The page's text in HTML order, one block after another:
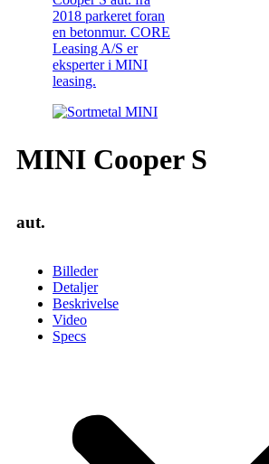
MINI Cooper S
aut.
Billeder
Detaljer
Beskrivelse
Video
Specs